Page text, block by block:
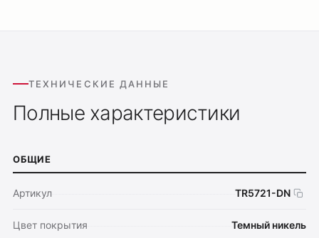
ТЕХНИЧЕСКИЕ ДАННЫЕ
Полные характеристики
ОБЩИЕ
Артикул TR5721-DN
Цвет покрытия Темный никель